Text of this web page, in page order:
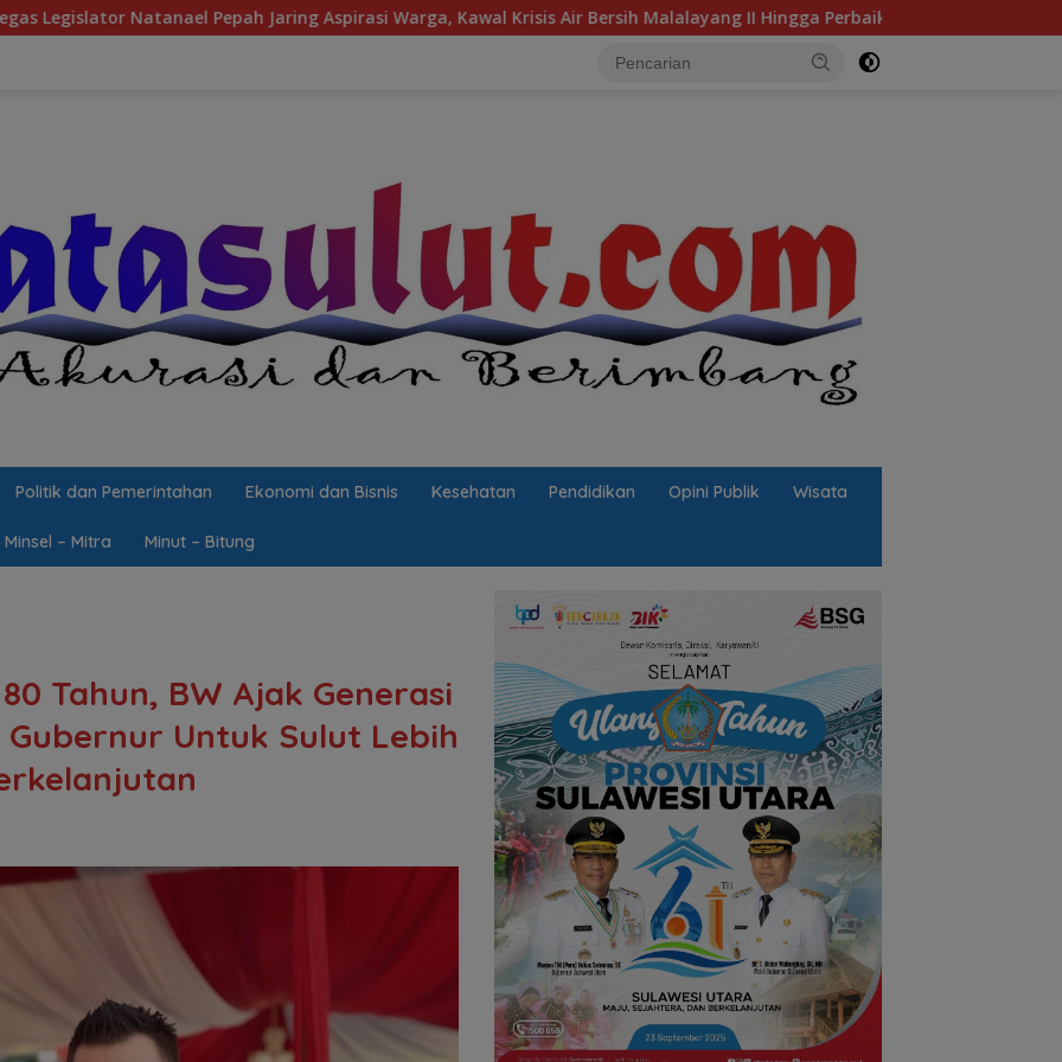
Jaring Aspirasi Warga, Kawal Krisis Air Bersih Malalayang II Hingga Perbaikan Infrastruktur Jalan Berlubang Picu
Politik dan Pemerintahan Ekonomi dan Bisnis Kesehatan Pendidikan Opini Publik Wisata
Minsel – Mitra Minut – Bitung
Tahun, BW Ajak Generasi
Gubernur Untuk Sulut Lebih